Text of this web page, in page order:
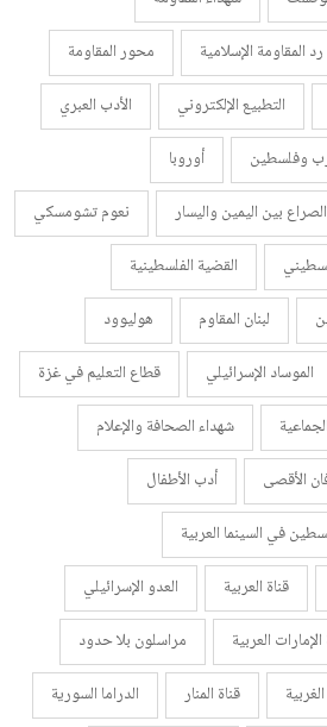
رد المقاومة الإسلامية
محور المقاومة
التطبيع الإلكتروني
الأدب العبري
وفلسطين
أوروبا
الصراع بين اليمين واليسار
نعوم تشومسكي
القضية الفلسطينية
لبنان المقاوم
هوليوود
الموساد الإسرائيلي
قطاع التعليم في غزة
شهداء الصحافة والإعلام
الأقصى
أدب الأطفال
في السينما العربية
قناة العربية
العدو الإسرائيلي
العربية
مراسلون بلا حدود
قناة المنار
الدراما السورية